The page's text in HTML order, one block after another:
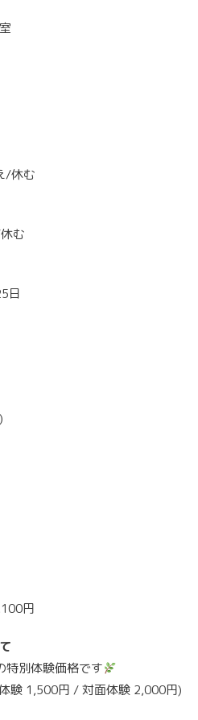
/休む
む
日
円
特別体験価格です
験 1,500円 / 対面体験 2,000円)